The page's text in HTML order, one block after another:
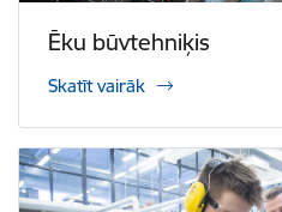
Ēku būvtehniķis
Skatīt vairāk